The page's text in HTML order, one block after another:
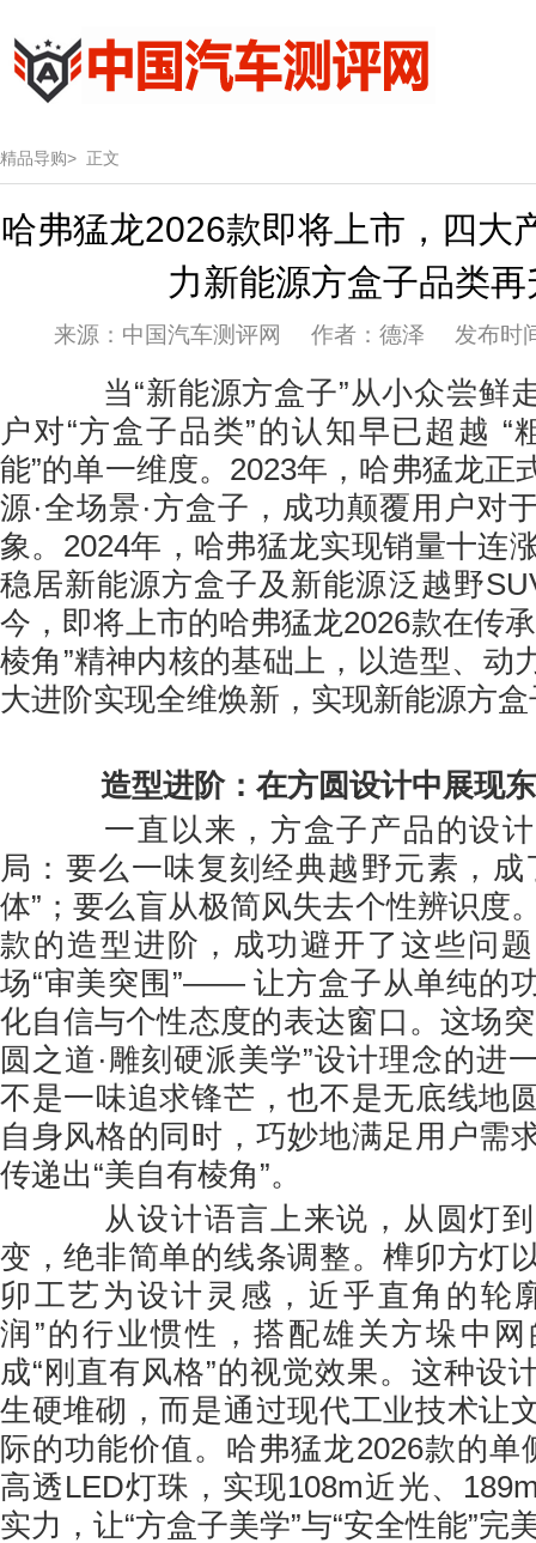
精品导购> 正文
哈弗猛龙2026款即将上市，四大
力新能源方盒子品类再
来源：中国汽车测评网 作者：德泽 发布时
当“新能源方盒子”从小众尝鲜
户对“方盒子品类”的认知早已超越 “
能”的单一维度。2023年，哈弗猛龙正
源·全场景·方盒子，成功颠覆用户对
象。2024年，哈弗猛龙实现销量十连
稳居新能源方盒子及新能源泛越野
今，即将上市的哈弗猛龙2026款在传
棱角”精神内核的基础上，以造型、动
大进阶实现全维焕新，实现新能源方
造型进阶：在方圆设计中展现
一直以来，方盒子产品的设计
局：要么一味复刻经典越野元素，成
体”；要么盲从极简风失去个性辨识度
款的造型进阶，成功避开了这些问
场“审美突围”—— 让方盒子从单纯的
化自信与个性态度的表达窗口。这场
圆之道·雕刻硬派美学”设计理念的进
不是一味追求锋芒，也不是无底线地
自身风格的同时，巧妙地满足用户需
传递出“美自有棱角”。
从设计语言上来说，从圆灯到
变，绝非简单的线条调整。榫卯方灯
卯工艺为设计灵感，近乎直角的轮
润”的行业惯性，搭配雄关方垛中
成“刚直有风格”的视觉效果。这种设
生硬堆砌，而是通过现代工业技术让
际的功能价值。哈弗猛龙2026款的单
高透LED灯珠，实现108m近光、
实力，让“方盒子美学”与“安全性能”完